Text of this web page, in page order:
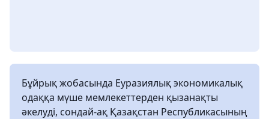
Бұйрық жобасында Еуразиялық экономикалық
одаққа мүше мемлекеттерден қызанақты
әкелуді, сондай-ақ Қазақстан Республикасының